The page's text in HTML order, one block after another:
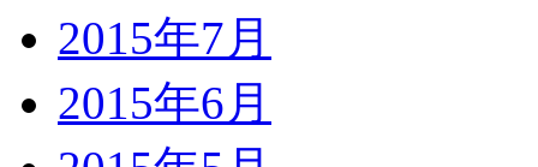
2015年7月
2015年6月